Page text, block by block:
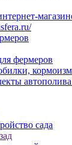
фермеров
сада